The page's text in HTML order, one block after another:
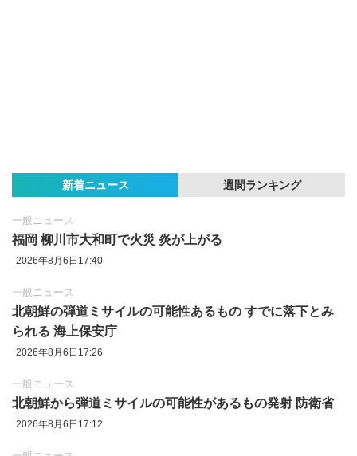
新着ニュース 週間ランキング
一般ニュース
福岡 柳川市大和町で火災 炎が上がる
2026年8月6日17:40
一般ニュース
北朝鮮の弾道ミサイルの可能性あるもの すでに落下とみ
られる 海上保安庁
2026年8月6日17:26
一般ニュース
北朝鮮から弾道ミサイルの可能性があるもの発射 防衛省
2026年8月6日17:12